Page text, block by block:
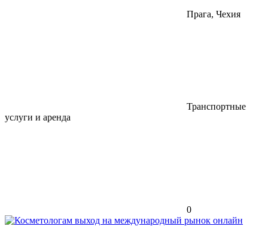
Прага, Чехия
Транспортные
услуги и аренда
0